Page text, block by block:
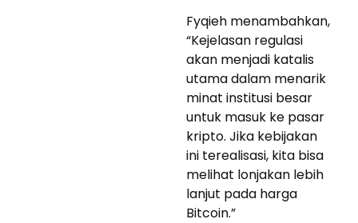
Fyqieh menambahkan,
“Kejelasan regulasi
akan menjadi katalis
utama dalam menarik
minat institusi besar
untuk masuk ke pasar
kripto. Jika kebijakan
ini terealisasi, kita bisa
melihat lonjakan lebih
lanjut pada harga
Bitcoin.”